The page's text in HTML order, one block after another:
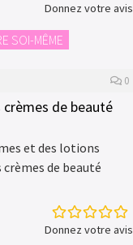
Donnez votre avis
SOI-MÊME
0
de beauté
et des lotions
de beauté
Donnez votre avis